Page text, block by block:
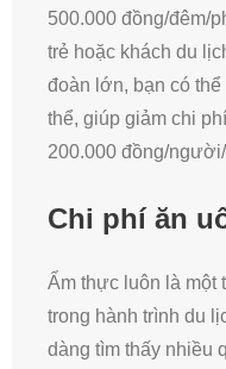
500.000 đồng/đêm/
trẻ hoặc khách du
đoàn lớn, bạn có
thể, giúp giảm chi
200.000 đồng/
Chi phí ăn
Ẩm thực luôn là một
trong hành trình du
dàng tìm thấy nhiều